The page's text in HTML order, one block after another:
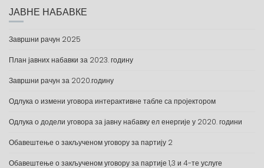
ЈАВНЕ НАБАВКЕ
Завршни рачун 2025
План јавних набавки за 2023. годину
Завршни рачун за 2020.годину
Одлука о измени уговора интерактивне табле са пројектором
Одлука о додели уговора за јавну набавку ел енергије у 2020. години
Обавештење о закљученом уговору за партију 2
Обавештење о закљученом уговору за партије 1,3 и 4-те услуге